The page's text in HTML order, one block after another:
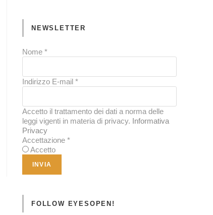
NEWSLETTER
Nome *
Indirizzo E-mail *
Accetto il trattamento dei dati a norma delle
leggi vigenti in materia di privacy. Informativa
Privacy
Accettazione *
Accetto
FOLLOW EYESOPEN!